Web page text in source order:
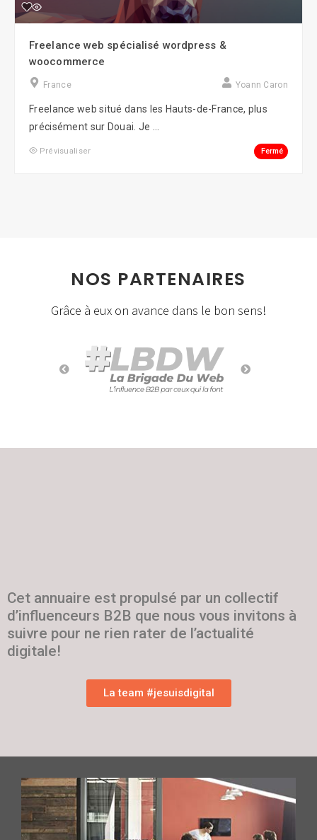
Freelance web spécialisé wordpress &
woocommerce
France Yoann Caron
Freelance web situé dans les Hauts-de-France, plus
précisément sur Douai. Je ...
Prévisualiser Fermé
NOS PARTENAIRES
Grâce à eux on avance dans le bon sens!
Cet annuaire est propulsé par un collectif
d’influenceurs B2B que nous vous invitons à
suivre pour ne rien rater de l’actualité
digitale!
La team #jesuisdigital